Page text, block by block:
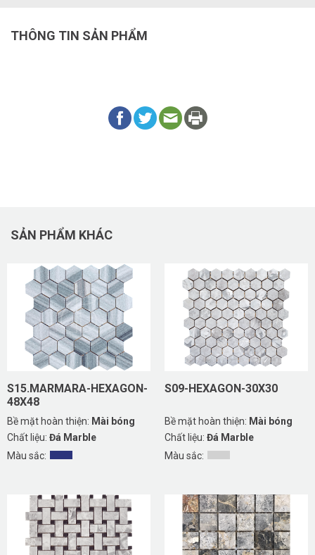
THÔNG TIN SẢN PHẨM
SẢN PHẨM KHÁC
S15.MARMARA-HEXAGON-
48X48
Bề mặt hoàn thiện: Mài bóng
Chất liệu: Đá Marble
Màu sắc:
S09-HEXAGON-30X30
Bề mặt hoàn thiện: Mài bóng
Chất liệu: Đá Marble
Màu sắc: